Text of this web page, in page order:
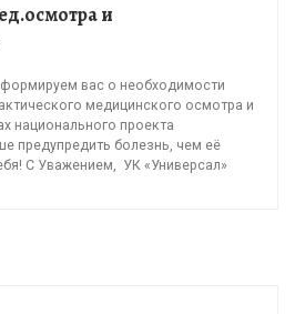
и
вас о необходимости
медицинского осмотра и
национального проекта
предупредить болезнь, чем её
С Уважением, УК «Универсал»